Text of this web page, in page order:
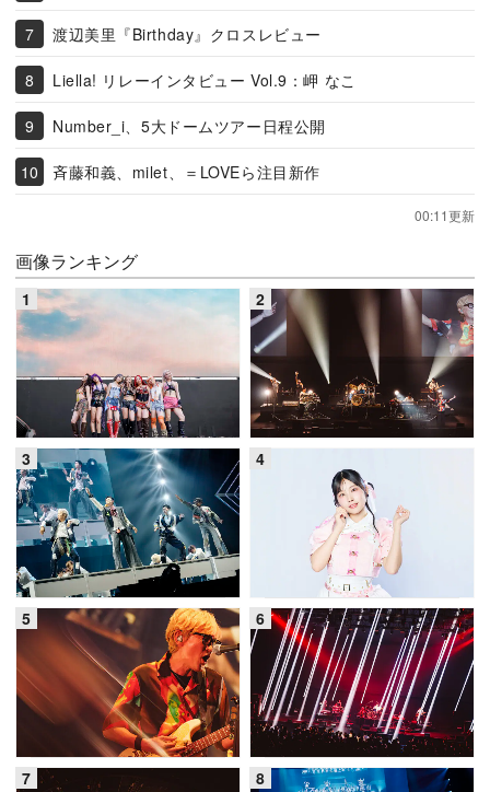
渡辺美里『Birthday』クロスレビュー
Liella! リレーインタビュー Vol.9：岬 なこ
Number_i、5大ドームツアー日程公開
斉藤和義、milet、＝LOVEら注目新作
00:11更新
画像ランキング